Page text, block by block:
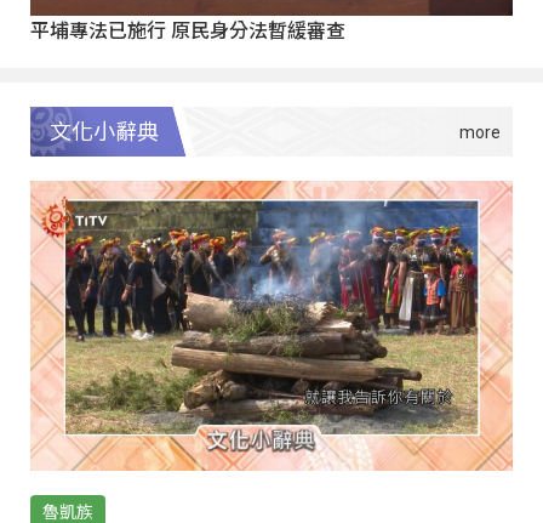
平埔專法已施行 原民身分法暫緩審查
文化小辭典
魯凱族